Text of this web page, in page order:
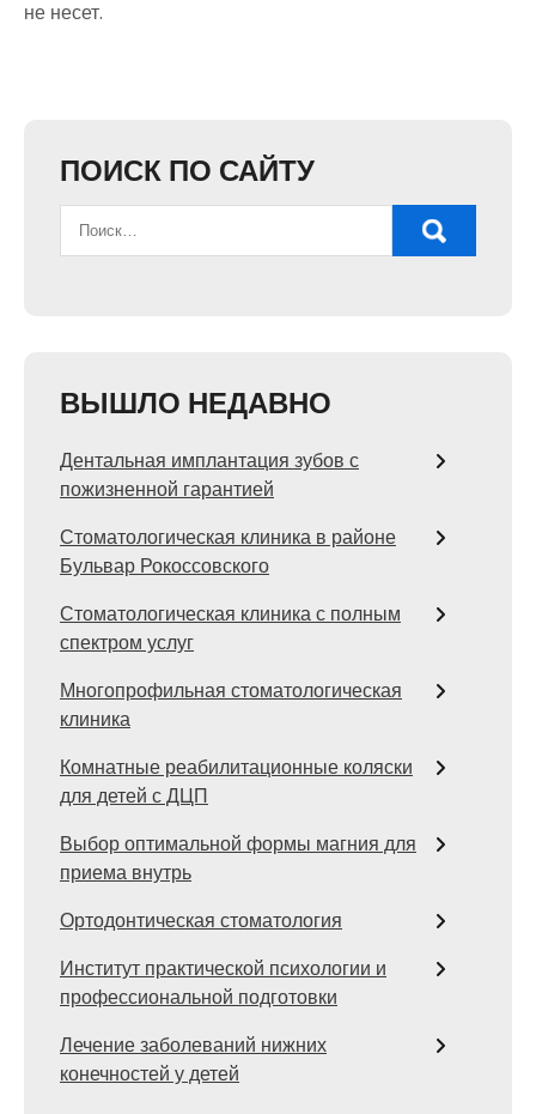
не несет.
ПОИСК ПО САЙТУ
ВЫШЛО НЕДАВНО
Дентальная имплантация зубов с
пожизненной гарантией
Стоматологическая клиника в районе
Бульвар Рокоссовского
Стоматологическая клиника с полным
спектром услуг
Многопрофильная стоматологическая
клиника
Комнатные реабилитационные коляски
для детей с ДЦП
Выбор оптимальной формы магния для
приема внутрь
Ортодонтическая стоматология
Институт практической психологии и
профессиональной подготовки
Лечение заболеваний нижних
конечностей у детей